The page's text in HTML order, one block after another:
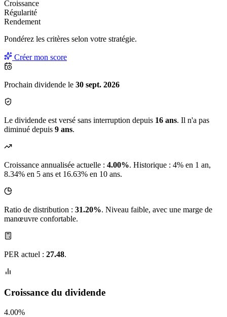
Croissance
Régularité
Rendement
Pondérez les critères selon votre stratégie.
Créer mon score
Prochain dividende le 30 sept. 2026
Le dividende est versé sans interruption depuis 16 ans. Il n'a pas
diminué depuis 9 ans.
Croissance annualisée actuelle : 4.00%. Historique : 4% en 1 an,
8.34% en 5 ans et 16.63% en 10 ans.
Ratio de distribution : 31.20%. Niveau faible, avec une marge de
manœuvre confortable.
PER actuel : 27.48.
Croissance du dividende
4.00%